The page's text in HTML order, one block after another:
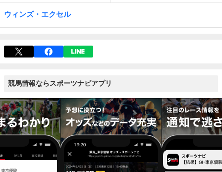
ウィンズ・エクセル
競馬情報ならスポーツナビアプリ